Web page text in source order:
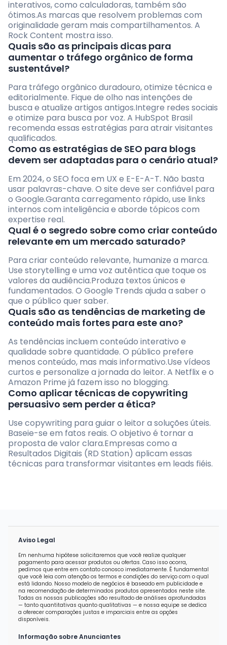
interativos, como calculadoras, também são
ótimos.As marcas que resolvem problemas com
originalidade geram mais compartilhamentos. A
Rock Content mostra isso.
Quais são as principais dicas para
aumentar o tráfego orgânico de forma
sustentável?
Para tráfego orgânico duradouro, otimize técnica e
editorialmente. Fique de olho nas intenções de
busca e atualize artigos antigos.Integre redes sociais
e otimize para busca por voz. A HubSpot Brasil
recomenda essas estratégias para atrair visitantes
qualificados.
Como as estratégias de SEO para blogs
devem ser adaptadas para o cenário atual?
Em 2024, o SEO foca em UX e E-E-A-T. Não basta
usar palavras-chave. O site deve ser confiável para
o Google.Garanta carregamento rápido, use links
internos com inteligência e aborde tópicos com
expertise real.
Qual é o segredo sobre como criar conteúdo
relevante em um mercado saturado?
Para criar conteúdo relevante, humanize a marca.
Use storytelling e uma voz autêntica que toque os
valores da audiência.Produza textos únicos e
fundamentados. O Google Trends ajuda a saber o
que o público quer saber.
Quais são as tendências de marketing de
conteúdo mais fortes para este ano?
As tendências incluem conteúdo interativo e
qualidade sobre quantidade. O público prefere
menos conteúdo, mas mais informativo.Use vídeos
curtos e personalize a jornada do leitor. A Netflix e o
Amazon Prime já fazem isso no blogging.
Como aplicar técnicas de copywriting
persuasivo sem perder a ética?
Use copywriting para guiar o leitor a soluções úteis.
Baseie-se em fatos reais. O objetivo é tornar a
proposta de valor clara.Empresas como a
Resultados Digitais (RD Station) aplicam essas
técnicas para transformar visitantes em leads fiéis.
Aviso Legal
Em nenhuma hipótese solicitaremos que você realize qualquer
pagamento para acessar produtos ou ofertas. Caso isso ocorra,
pedimos que entre em contato conosco imediatamente. É fundamental
que você leia com atenção os termos e condições do serviço com o qual
está lidando. Nosso modelo de negócios é baseado em publicidade e
na recomendação de determinados produtos apresentados neste site.
Todas as nossas publicações são resultado de análises aprofundadas
— tanto quantitativas quanto qualitativas — e nossa equipe se dedica
a oferecer comparações justas e imparciais entre as opções
disponíveis.
Informação sobre Anunciantes